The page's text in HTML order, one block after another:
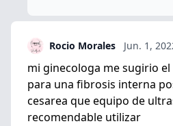
Rocio Morales Jun. 1,
mi ginecologa me sugirio
para una fibrosis interna
cesarea que equipo de
recomendable utilizar